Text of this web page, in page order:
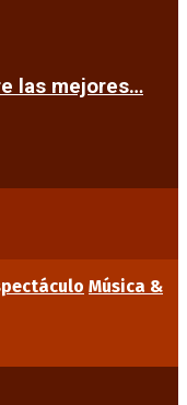
las mejores…
Música &